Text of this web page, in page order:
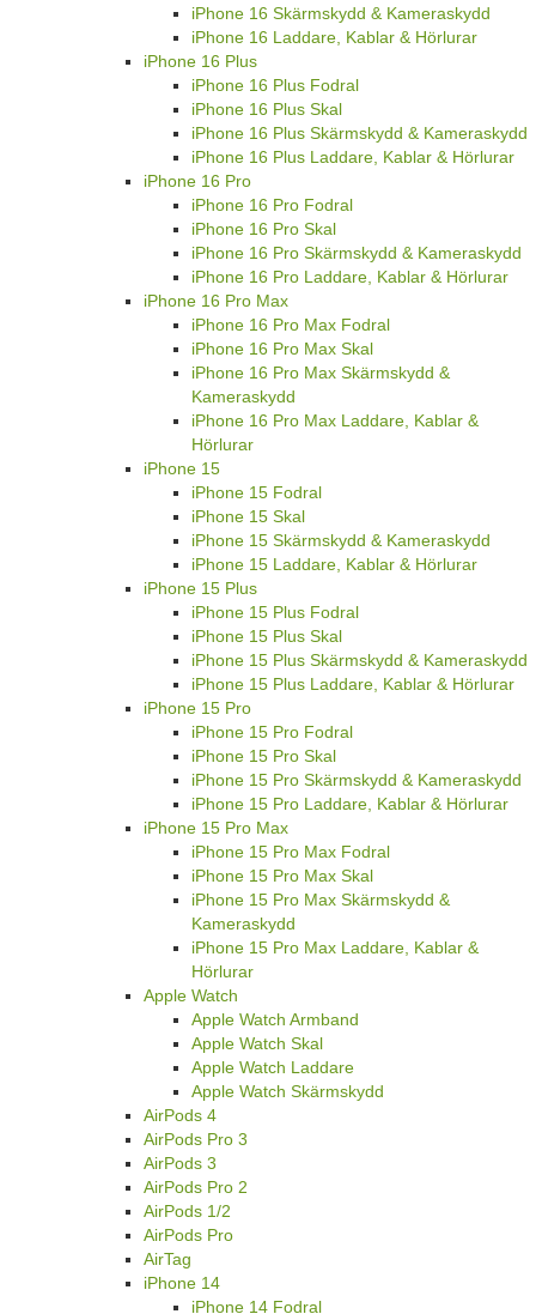
iPhone 16 Skärmskydd & Kameraskydd
iPhone 16 Laddare, Kablar & Hörlurar
iPhone 16 Plus
iPhone 16 Plus Fodral
iPhone 16 Plus Skal
iPhone 16 Plus Skärmskydd & Kameraskydd
iPhone 16 Plus Laddare, Kablar & Hörlurar
iPhone 16 Pro
iPhone 16 Pro Fodral
iPhone 16 Pro Skal
iPhone 16 Pro Skärmskydd & Kameraskydd
iPhone 16 Pro Laddare, Kablar & Hörlurar
iPhone 16 Pro Max
iPhone 16 Pro Max Fodral
iPhone 16 Pro Max Skal
iPhone 16 Pro Max Skärmskydd &
Kameraskydd
iPhone 16 Pro Max Laddare, Kablar &
Hörlurar
iPhone 15
iPhone 15 Fodral
iPhone 15 Skal
iPhone 15 Skärmskydd & Kameraskydd
iPhone 15 Laddare, Kablar & Hörlurar
iPhone 15 Plus
iPhone 15 Plus Fodral
iPhone 15 Plus Skal
iPhone 15 Plus Skärmskydd & Kameraskydd
iPhone 15 Plus Laddare, Kablar & Hörlurar
iPhone 15 Pro
iPhone 15 Pro Fodral
iPhone 15 Pro Skal
iPhone 15 Pro Skärmskydd & Kameraskydd
iPhone 15 Pro Laddare, Kablar & Hörlurar
iPhone 15 Pro Max
iPhone 15 Pro Max Fodral
iPhone 15 Pro Max Skal
iPhone 15 Pro Max Skärmskydd &
Kameraskydd
iPhone 15 Pro Max Laddare, Kablar &
Hörlurar
Apple Watch
Apple Watch Armband
Apple Watch Skal
Apple Watch Laddare
Apple Watch Skärmskydd
AirPods 4
AirPods Pro 3
AirPods 3
AirPods Pro 2
AirPods 1/2
AirPods Pro
AirTag
iPhone 14
iPhone 14 Fodral